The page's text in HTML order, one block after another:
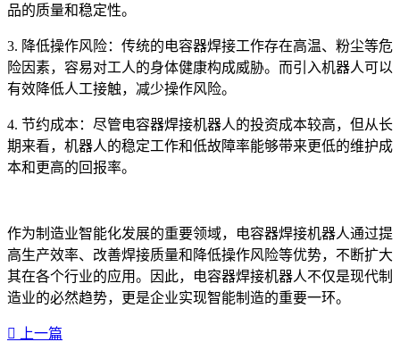
品的质量和稳定性。
3. 降低操作风险：传统的电容器焊接工作存在高温、粉尘等危
险因素，容易对工人的身体健康构成威胁。而引入机器人可以
有效降低人工接触，减少操作风险。
4. 节约成本：尽管电容器焊接机器人的投资成本较高，但从长
期来看，机器人的稳定工作和低故障率能够带来更低的维护成
本和更高的回报率。
作为制造业智能化发展的重要领域，电容器焊接机器人通过提
高生产效率、改善焊接质量和降低操作风险等优势，不断扩大
其在各个行业的应用。因此，电容器焊接机器人不仅是现代制
造业的必然趋势，更是企业实现智能制造的重要一环。‍
上一篇